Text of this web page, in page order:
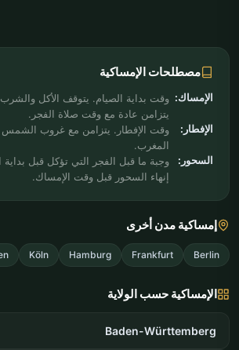
مصطلحات الإمساكية
الإمساك: وقت بداية الصيام. يتوقف الأكل
يتزامن عادة مع وقت صلاة الفجر.
الإفطار:
وقت الإفطار. يتزامن مع غروب
المغرب.
السحور:
وجبة ما قبل الفجر التي تؤكل قبل
إنهاء السحور قبل وقت الإمساك.
إمساكية مدن أخرى
Berlin
Frankfurt
Hamburg
Köln
الإمساكية حسب الولاية
Baden-Württemberg